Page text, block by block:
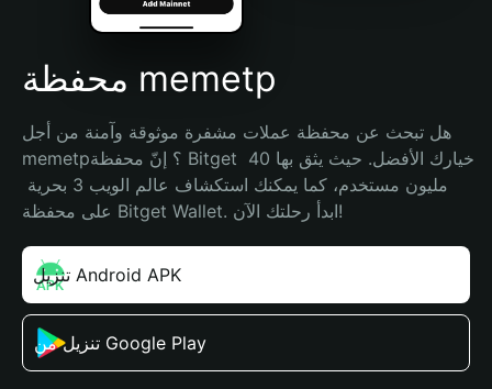
Español (Argentina)
محفظة memetp
هل تبحث عن محفظة عملات مشفرة موثوقة وآمنة من أجل
memetp؟ إنّ محفظة Bitget خيارك الأفضل. حيث يثق بها 40
على محفظة Bitget Wallet. ابدأ رحلتك الآن!
تنزيل Android APK
تنزيل من Google Play